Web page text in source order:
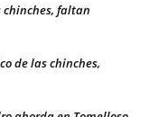
chinches, faltan
de las chinches,